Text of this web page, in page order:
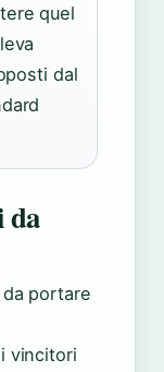
quel
dal
da
portare
vincitori